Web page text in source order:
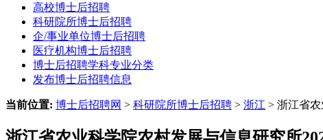
高校博士后招聘
科研院所博士后招聘
企/事业单位博士后招聘
医疗机构博士后招聘
博士后招聘学科专业分类
发布博士后招聘信息
当前位置: 博士后招聘网 > 科研院所博士后招聘 > 浙江 > 浙江省